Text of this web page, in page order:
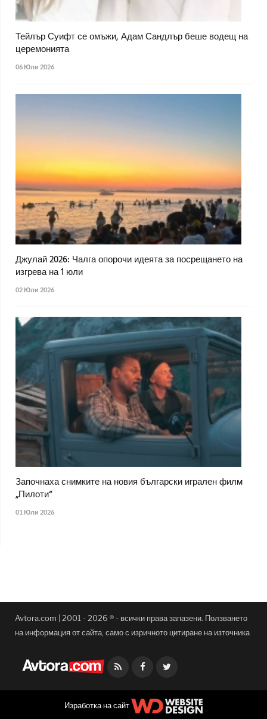
Тейлър Суифт се омъжи, Адам Сандлър беше водещ на
церемонията
06 Юли 2026
Джулай 2026: Чалга опорочи идеята за посрещането на
изгрева на 1 юли
02 Юли 2026
Започнаха снимките на новия български игрален филм
„Пилоти“
01 Юли 2026
Avtora.com | 2001 - 2026 ® - всички права запазени. Ползването
на информация от сайта, само с изричното цитиране на източника
Facebook
Изработка на сайт